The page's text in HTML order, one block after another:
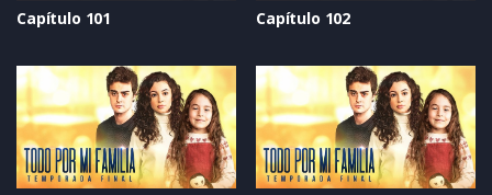
Capítulo 101 Capítulo 102